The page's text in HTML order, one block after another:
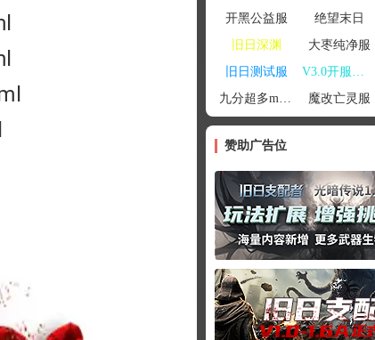
开黑公益服 绝望末日
旧日深渊
大枣纯净服
旧日测试服
V3.0开服联机
九分超多mod群
魔改亡灵服
赞助广告位